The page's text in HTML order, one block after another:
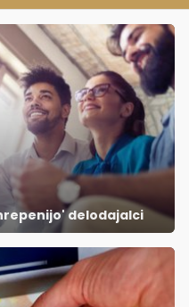
delodajalci